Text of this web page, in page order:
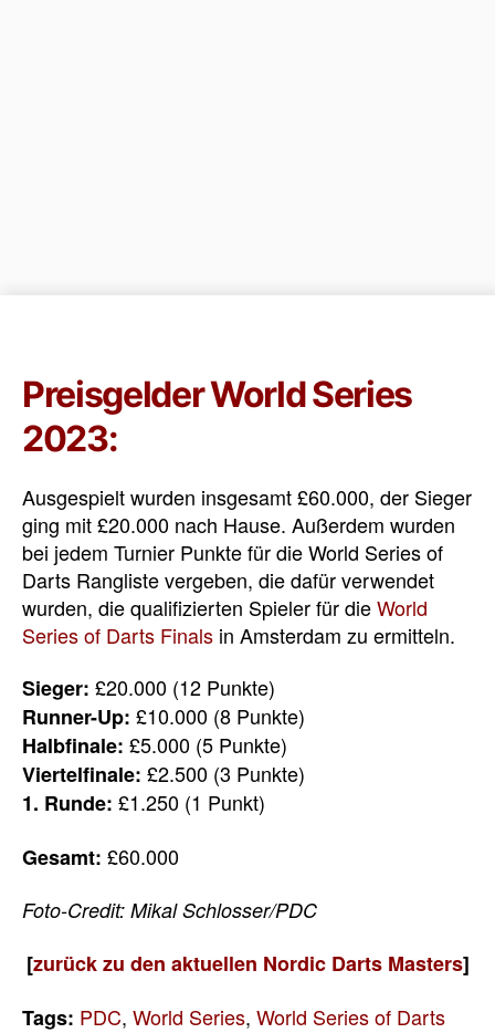
Preisgelder World Series
2023:
Ausgespielt wurden insgesamt £60.000, der Sieger
ging mit £20.000 nach Hause. Außerdem wurden
bei jedem Turnier Punkte für die World Series of
Darts Rangliste vergeben, die dafür verwendet
wurden, die qualifizierten Spieler für dieWorld
Series of Darts Finals in Amsterdam zu ermitteln.
Sieger: £20.000 (12 Punkte)
Runner-Up: £10.000 (8 Punkte)
Halbfinale: £5.000 (5 Punkte)
Viertelfinale: £2.500 (3 Punkte)
1. Runde: £1.250 (1 Punkt)
Gesamt: £60.000
Foto-Credit: Mikal Schlosser/PDC
[zurück zu den aktuellen Nordic Darts Masters]
Tags: PDC, World Series, World Series of Darts